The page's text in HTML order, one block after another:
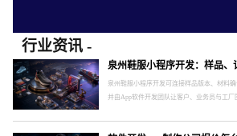
行业资讯 -
泉州鞋服小程序开发：样品
泉州鞋服小程序开发可连接样品版本、材料
并由App软件开发团队让客户、业务员与工厂